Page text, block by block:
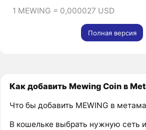
1 MEWING = 0,000027 USD
Полная версия
Как добавить Mewing Coin в
Что бы добавить MEWING в
В кошельке выбрать нужную сеть